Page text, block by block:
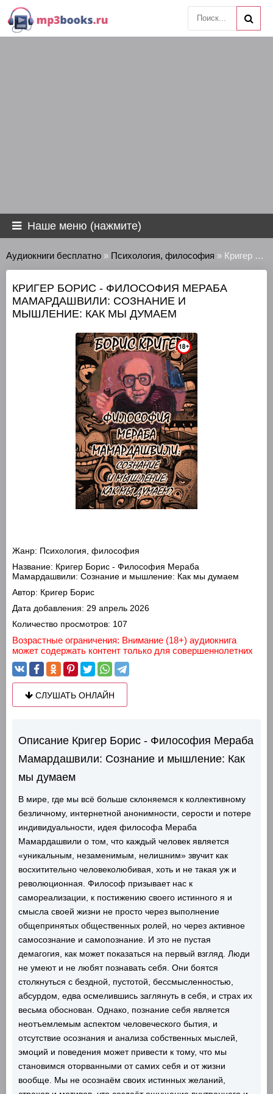
Наше меню (нажмите)
Аудиокниги бесплатно » Психология, философия » Кригер Борис - Философия Мераба Мамардашвили: Сознание и мышление: Как мы думаем
КРИГЕР БОРИС - ФИЛОСОФИЯ МЕРАБА
МАМАРДАШВИЛИ: СОЗНАНИЕ И
МЫШЛЕНИЕ: КАК МЫ ДУМАЕМ
Жанр: Психология, философия
Название: Кригер Борис - Философия Мераба
Мамардашвили: Сознание и мышление: Как мы думаем
Автор: Кригер Борис
Дата добавления: 29 апрель 2026
Количество просмотров: 107
Возрастные ограничения: Внимание (18+) аудиокнига
может содержать контент только для совершеннолетних
СЛУШАТЬ ОНЛАЙН
Описание Кригер Борис - Философия Мераба
Мамардашвили: Сознание и мышление: Как
мы думаем
В мире, где мы всё больше склоняемся к коллективному
безличному, интернетной анонимности, серости и потере
индивидуальности, идея философа Мераба
Мамардашвили о том, что каждый человек является
«уникальным, незаменимым, нелишним» звучит как
восхитительно человеколюбивая, хоть и не такая уж и
революционная. Философ призывает нас к
самореализации, к постижению своего истинного я и
смысла своей жизни не просто через выполнение
общепринятых общественных ролей, но через активное
самосознание и самопознание. И это не пустая
демагогия, как может показаться на первый взгляд. Люди
не умеют и не любят познавать себя. Они боятся
столкнуться с бездной, пустотой, бессмысленностью,
абсурдом, едва осмелившись заглянуть в себя, и страх их
весьма обоснован. Однако, познание себя является
неотъемлемым аспектом человеческого бытия, и
отсутствие осознания и анализа собственных мыслей,
эмоций и поведения может привести к тому, что мы
становимся оторванными от самих себя и от жизни
вообще. Мы не осознаём своих истинных желаний,